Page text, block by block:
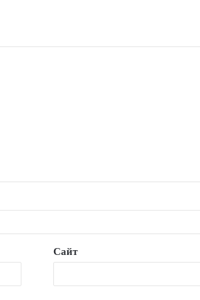
Сайт